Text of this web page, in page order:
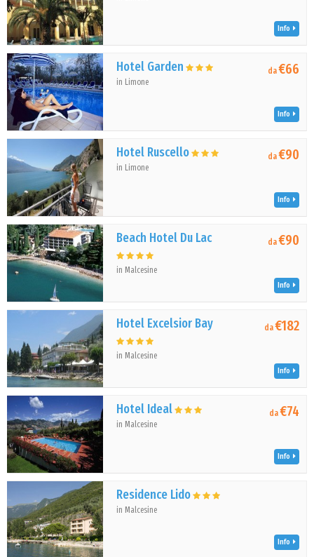
Info
Hotel Garden
in Limone
da€66
Info
Hotel Ruscello
in Limone
da€90
Info
Beach Hotel Du Lac
in Malcesine
da€90
Info
Hotel Excelsior Bay
in Malcesine
da€182
Info
Hotel Ideal
in Malcesine
da€74
Info
Residence Lido
in Malcesine
Info